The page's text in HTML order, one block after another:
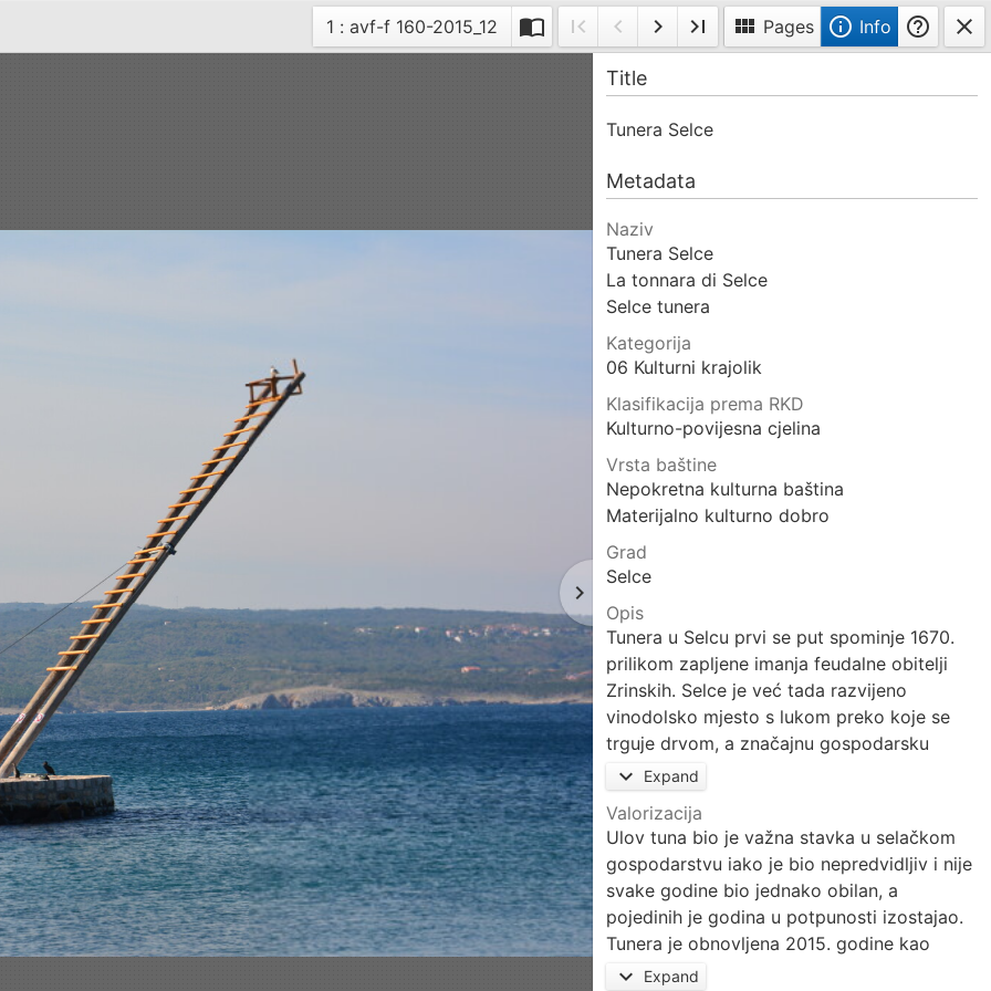
Current
page
1 : avf-f 160-2015_12 import_contacts
Toggle
first_page
First
page
navigate_before
Previous
page
navigate_next
Next
last_page
Last
view_module Pages info_outline Info help_outline close
navigate_next
page
Info
Title
Tunera Selce
Metadata
Naziv
Tunera Selce
La tonnara di Selce
Selce tunera
Kategorija
06 Kulturni krajolik
Klasifikacija prema RKD
Kulturno-povijesna cjelina
Vrsta baštine
Nepokretna kulturna baština
Materijalno kulturno dobro
Grad
Selce
Opis
Tunera u Selcu prvi se put spominje 1670.
prilikom zapljene imanja feudalne obitelji
Zrinskih. Selce je već tada razvijeno
vinodolsko mjesto s lukom preko koje se
trguje drvom, a značajnu gospodarsku
ulogu ima i ribarstvo. Tunera je bila
podignuta na otočiću koji se i danas zove
Školjić, dok je na obali bila ribarska kućica
za odmor i spavanje ribara. Otočić je bio
umjetno stvoren nasipavanjem. Veliki ulov,
čak tri tone tune, zabilježen je 18. listopada
1891. Nakon Prvog svjetskog rata, tunolov u
Selcu zamire. Ribarska kućica postojala je
do 1930. kada je srušena radi proširenja
expand_more Expand
Valorizacija
Ulov tuna bio je važna stavka u selačkom
gospodarstvu iako je bio nepredvidljiv i nije
svake godine bio jednako obilan, a
pojedinih je godina u potpunosti izostajao.
Tunera je obnovljena 2015. godine kao
podsjetnik na nekadašnju bogatu tradiciju
expand_more Expand